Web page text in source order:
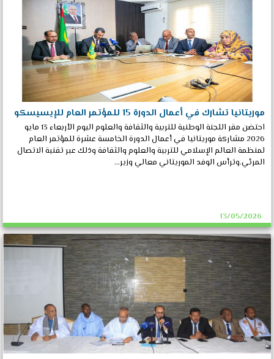
موريتانيا تشارك في أعمال الدورة 15 للمؤتمر العام للإيسيسكو
احتضن مقر اللجنة الوطنية للتربية والثقافة والعلوم اليوم الأربعاء 13 مايو
2026 مشاركة موريتانيا في أعمال الدورة الخامسة عشرة للمؤتمر العام
لمنظمة العالم الإسلامي للتربية والعلوم والثقافة وذلك عبر تقنية الاتصال
المرئي.وترأس الوفد الموريتاني معالي وزير...
13/05/2026